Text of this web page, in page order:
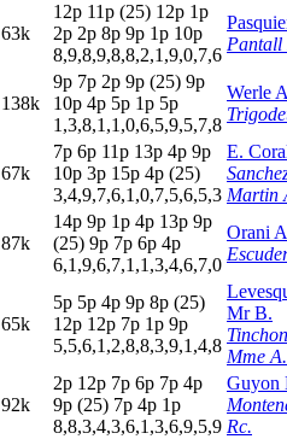
63k
12p 11p (25) 12p 1p
2p 2p 8p 9p 1p 10p
8,9,8,9,8,8,2,1,9,0,7,6
Pantall
138k
9p 7p 2p 9p (25) 9p
10p 4p 5p 1p 5p
1,3,8,1,1,0,6,5,9,5,7,8
Werle
67k
7p 6p 11p 13p 4p 9p
10p 3p 15p 4p (25)
3,4,9,7,6,1,0,7,5,6,5,3
E.
Martin
87k
14p 9p 1p 4p 13p 9p
(25) 9p 7p 6p 4p
6,1,9,6,7,1,1,3,4,6,7,0
Orani
65k
5p 5p 4p 9p 8p (25)
12p 12p 7p 1p 9p
5,5,6,1,2,8,8,3,9,1,4,8
Mr B.
Tinchon
Mme A.
92k
2p 12p 7p 6p 7p 4p
9p (25) 7p 4p 1p
8,8,3,4,3,6,1,3,6,9,5,9
Guyon
Rc.